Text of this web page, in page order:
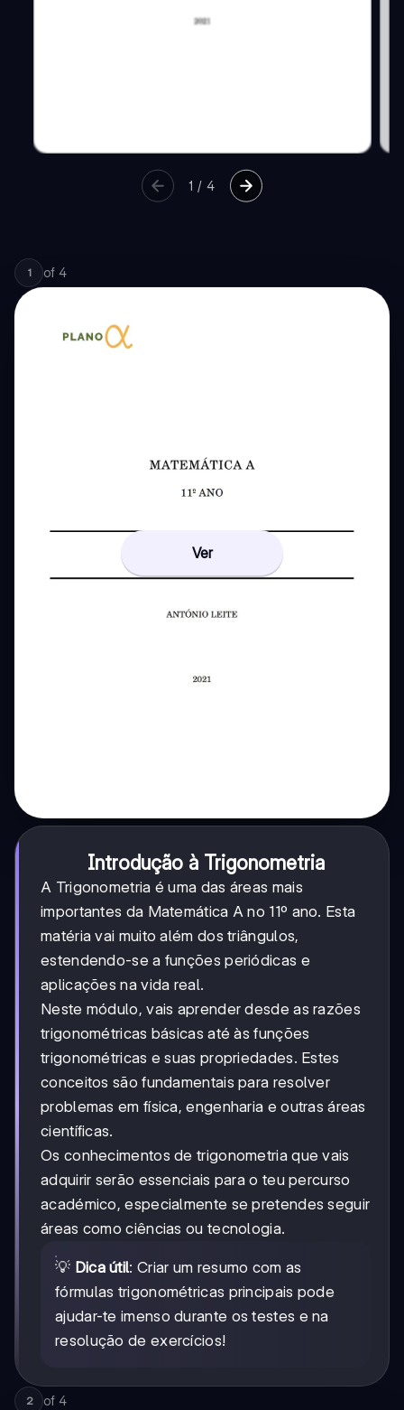
1 /4
1 of 4
Ver
Introdução à Trigonometria
A Trigonometria é uma das áreas mais
importantes da Matemática A no 11º ano. Esta
matéria vai muito além dos triângulos,
estendendo-se a funções periódicas e
aplicações na vida real.
Neste módulo, vais aprender desde as razões
trigonométricas básicas até às funções
trigonométricas e suas propriedades. Estes
conceitos são fundamentais para resolver
problemas em física, engenharia e outras áreas
científicas.
Os conhecimentos de trigonometria que vais
adquirir serão essenciais para o teu percurso
académico, especialmente se pretendes seguir
áreas como ciências ou tecnologia.
💡 Dica útil: Criar um resumo com as
fórmulas trigonométricas principais pode
ajudar-te imenso durante os testes e na
resolução de exercícios!
2 of 4